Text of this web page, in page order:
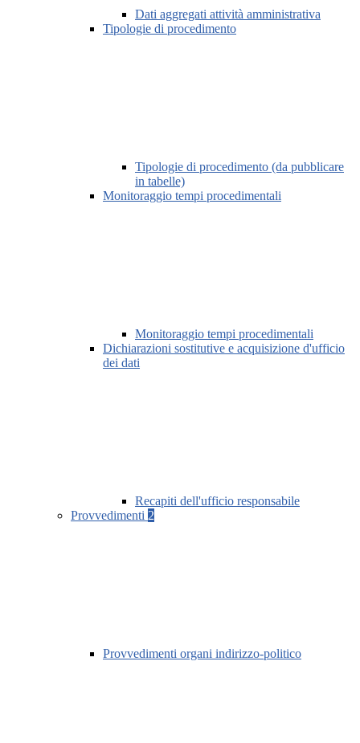
Dati aggregati attività amministrativa
Tipologie di procedimento
Tipologie di procedimento (da pubblicare
in tabelle)
Monitoraggio tempi procedimentali
Monitoraggio tempi procedimentali
Dichiarazioni sostitutive e acquisizione d'ufficio
dei dati
Recapiti dell'ufficio responsabile
Provvedimenti 2
Provvedimenti organi indirizzo-politico